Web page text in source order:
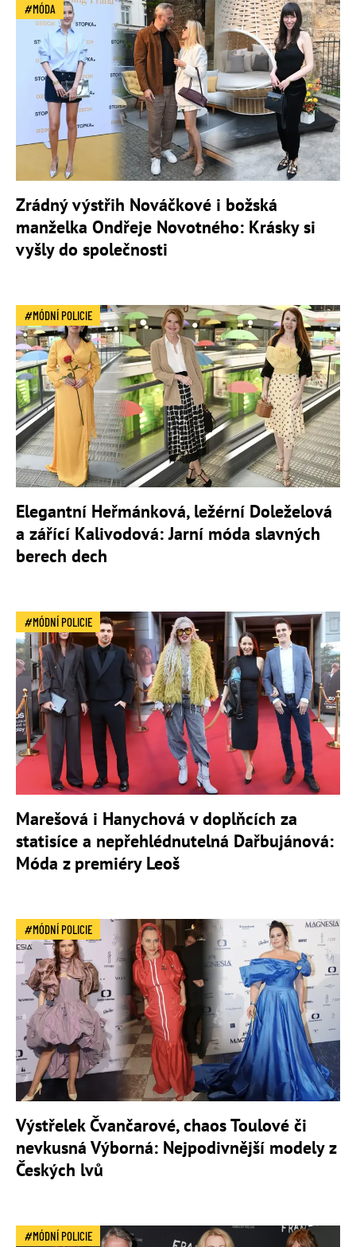
MÓDA
Zrádný výstřih Nováčkové i božská
manželka Ondřeje Novotného: Krásky si
vyšly do společnosti
MÓDNÍ POLICIE
Elegantní Heřmánková, ležérní Doleželová
a zářící Kalivodová: Jarní móda slavných
berech dech
MÓDNÍ POLICIE
Marešová i Hanychová v doplňcích za
statisíce a nepřehlédnutelná Dařbujánová:
Móda z premiéry Leoš
MÓDNÍ POLICIE
Výstřelek Čvančarové, chaos Toulové či
nevkusná Výborná: Nejpodivnější modely z
Českých lvů
MÓDNÍ POLICIE